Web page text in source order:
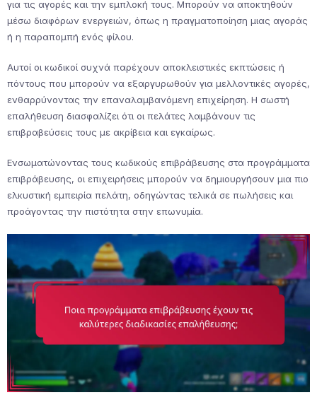
για τις αγορές και την εμπλοκή τους. Μπορούν να αποκτηθούν
μέσω διαφόρων ενεργειών, όπως η πραγματοποίηση μιας αγοράς
ή η παραπομπή ενός φίλου.
Αυτοί οι κωδικοί συχνά παρέχουν αποκλειστικές εκπτώσεις ή
πόντους που μπορούν να εξαργυρωθούν για μελλοντικές αγορές,
ενθαρρύνοντας την επαναλαμβανόμενη επιχείρηση. Η σωστή
επαλήθευση διασφαλίζει ότι οι πελάτες λαμβάνουν τις
επιβραβεύσεις τους με ακρίβεια και εγκαίρως.
Ενσωματώνοντας τους κωδικούς επιβράβευσης στα προγράμματα
επιβράβευσης, οι επιχειρήσεις μπορούν να δημιουργήσουν μια πιο
ελκυστική εμπειρία πελάτη, οδηγώντας τελικά σε πωλήσεις και
προάγοντας την πιστότητα στην επωνυμία.